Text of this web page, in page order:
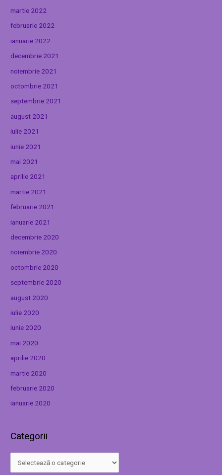
martie 2022
februarie 2022
ianuarie 2022
decembrie 2021
noiembrie 2021
octombrie 2021
septembrie 2021
august 2021
iulie 2021
iunie 2021
mai 2021
aprilie 2021
martie 2021
februarie 2021
ianuarie 2021
decembrie 2020
noiembrie 2020
octombrie 2020
septembrie 2020
august 2020
iulie 2020
iunie 2020
mai 2020
aprilie 2020
martie 2020
februarie 2020
ianuarie 2020
Categorii